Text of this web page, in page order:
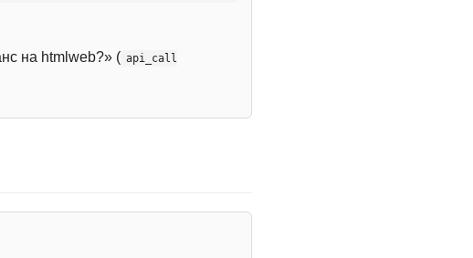
на htmlweb?» ( api_call